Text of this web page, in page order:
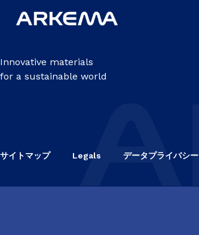
Innovative materials
for a sustainable world
サイトマップ Legals データプライバシー